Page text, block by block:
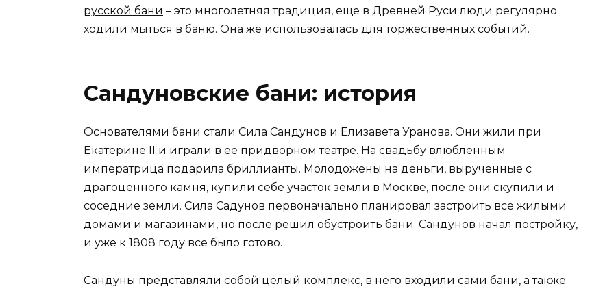
русской бани – это многолетняя традиция, еще в Древней Руси люди регулярно
ходили мыться в баню. Она же использовалась для торжественных событий.
Сандуновские бани: история
Основателями бани стали Сила Сандунов и Елизавета Уранова. Они жили при
Екатерине II и играли в ее придворном театре. На свадьбу влюбленным
императрица подарила бриллианты. Молодожены на деньги, вырученные с
драгоценного камня, купили себе участок земли в Москве, после они скупили и
соседние земли. Сила Садунов первоначально планировал застроить все жилыми
домами и магазинами, но после решил обустроить бани. Сандунов начал постройку,
и уже к 1808 году все было готово.
Сандуны представляли собой целый комплекс, в него входили сами бани, а также